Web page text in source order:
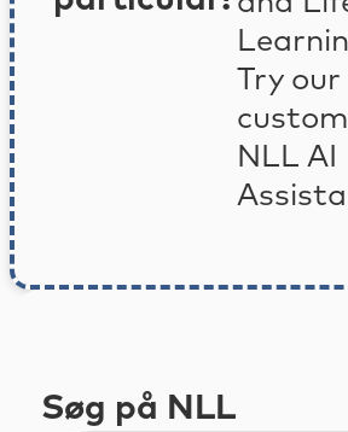
Try our
NLL AI
Søg på NLL